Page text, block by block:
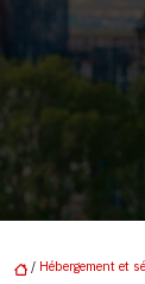
/ Hébergement et